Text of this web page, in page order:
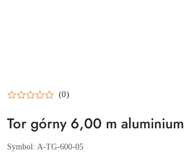
(0)
Tor górny 6,00 m aluminium
Symbol: A-TG-600-05